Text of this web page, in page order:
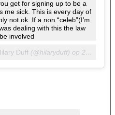
get for signing up to be a
me sick. This is every day of
not ok. If a non “celeb”(I’m
dealing with this the law
involved
Duff (@hilaryduff) op22 Sep 2018 om 11:14 (PDT)